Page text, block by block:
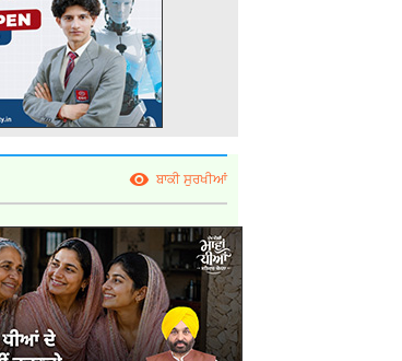
ਬਾਕੀ ਸੁਰਖੀਆਂ